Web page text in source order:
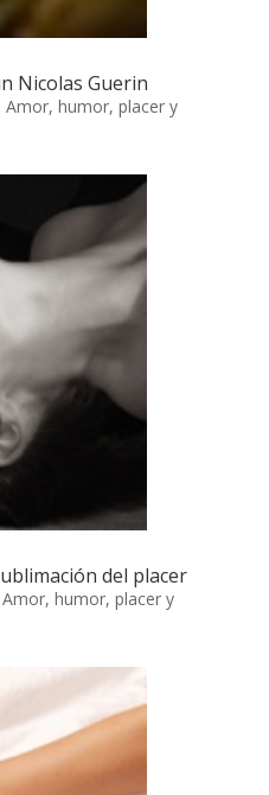
Nicolas Guerin
Amor, humor, placer y
del placer
Amor, humor, placer y